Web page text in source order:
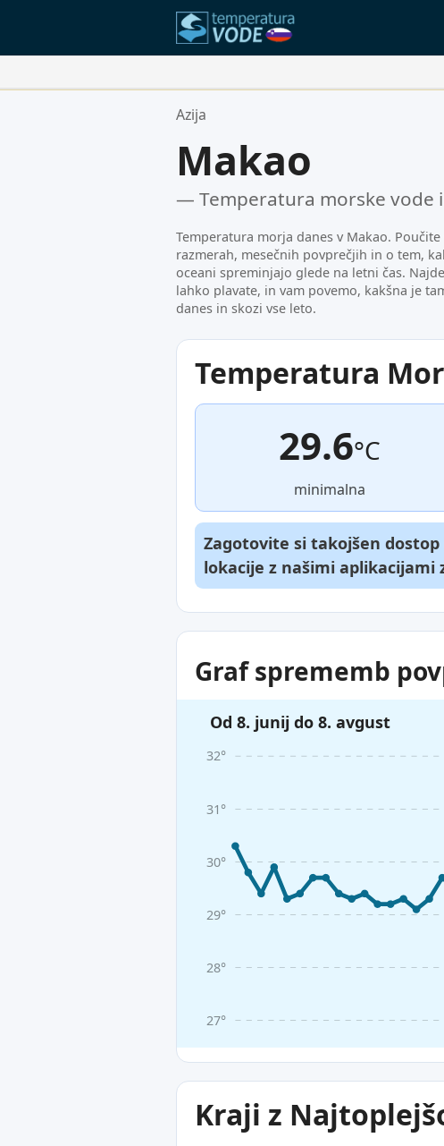
Vaše Priljubljene Lokacije:
Azija
Makao
— Temperatura morske vode
Temperatura morja danes v Makao.
razmerah, mesečnih povprečjih in o tem,
oceani spreminjajo glede na letni čas.
lahko plavate, in vam povemo, kakšna je
danes in skozi vse leto.
Temperatura
29.6°C
minimalna
Zagotovite si takojšen
lokacije z našimi aplikacijami
Graf sprememb
Od 8. junij do 8. avgust
27°
28°
29°
30°
31°
32°
Kraji z